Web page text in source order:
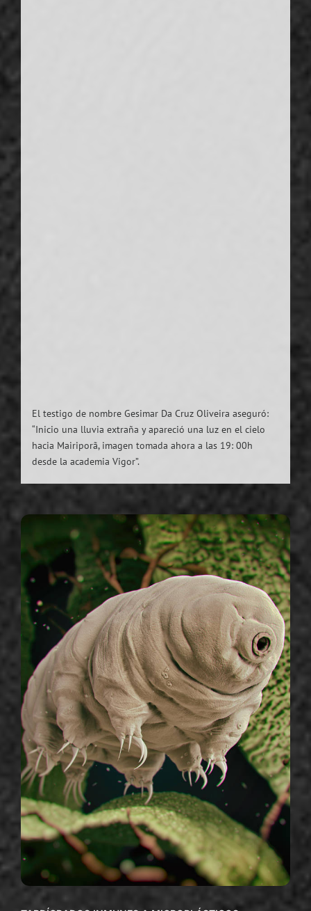
El testigo de nombre Gesimar Da Cruz Oliveira aseguró:
“Inicio una lluvia extraña y apareció una luz en el cielo
hacia Mairiporã, imagen tomada ahora a las 19: 00h
desde la academia Vigor”.